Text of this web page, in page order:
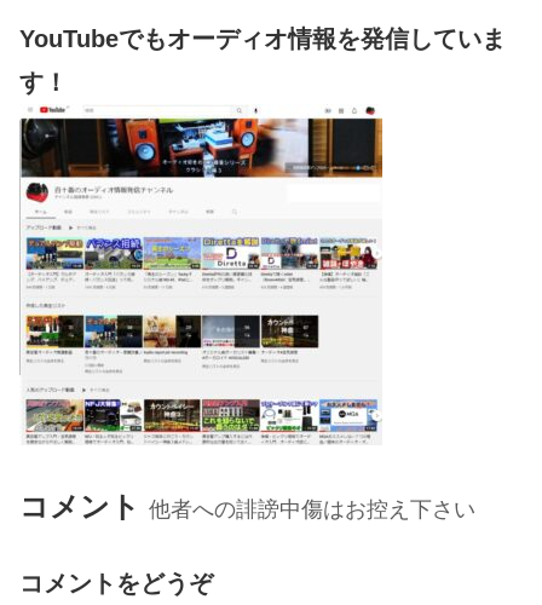
YouTubeでもオーディオ情報を発信していま
す！
コメント 他者への誹謗中傷はお控え下さい
コメントをどうぞ